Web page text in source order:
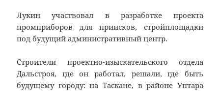
Лукин участвовал в разработке проекта
промприборов для приисков, стройплощадки
под будущий административный центр.
Строители проектно-изыскательского отдела
Дальстроя, где он работал, решали, где быть
будущему городу: на Таскане, в районе Уптара